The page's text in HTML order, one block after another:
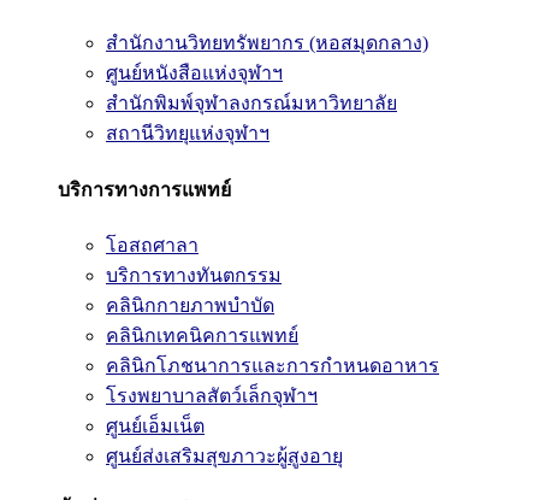
สำนักงานวิทยทรัพยากร (หอสมุดกลาง)
ศูนย์หนังสือแห่งจุฬาฯ
สำนักพิมพ์จุฬาลงกรณ์มหาวิทยาลัย
สถานีวิทยุแห่งจุฬาฯ
บริการทางการแพทย์
โอสถศาลา
บริการทางทันตกรรม
คลินิกกายภาพบำบัด
คลินิกเทคนิคการแพทย์
คลินิกโภชนาการและการกำหนดอาหาร
โรงพยาบาลสัตว์เล็กจุฬาฯ
ศูนย์เอ็มเน็ต
ศูนย์ส่งเสริมสุขภาวะผู้สูงอายุ